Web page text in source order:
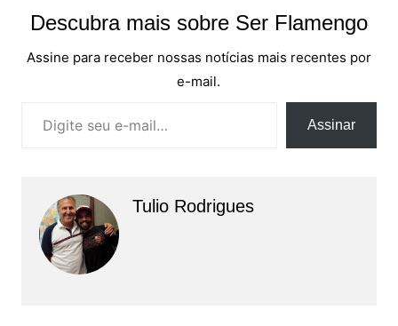
Descubra mais sobre Ser Flamengo
Assine para receber nossas notícias mais recentes por
e-mail.
Assinar
Tulio Rodrigues